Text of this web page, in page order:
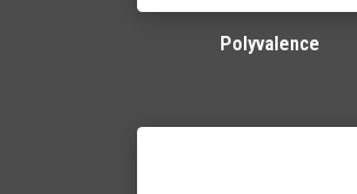
Polyvalence